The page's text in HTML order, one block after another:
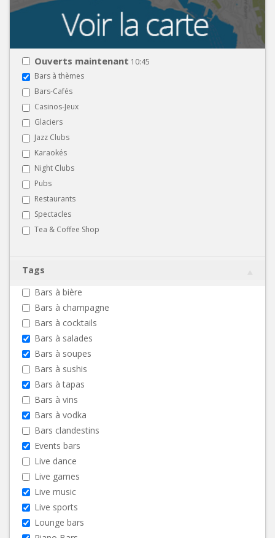
Ouverts maintenant 10:45
Bars à thèmes
Bars-Cafés
Casinos-Jeux
Glaciers
Jazz Clubs
Karaokés
Night Clubs
Pubs
Restaurants
Spectacles
Tea & Coffee Shop
Tags
Bars à bière
Bars à champagne
Bars à cocktails
Bars à salades
Bars à soupes
Bars à sushis
Bars à tapas
Bars à vins
Bars à vodka
Bars clandestins
Events bars
Live dance
Live games
Live music
Live sports
Lounge bars